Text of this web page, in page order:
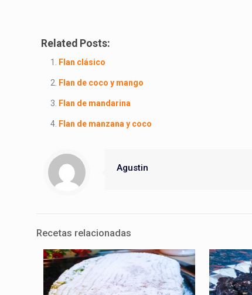
Related Posts:
Flan clásico
Flan de coco y mango
Flan de mandarina
Flan de manzana y coco
Agustin
Recetas relacionadas